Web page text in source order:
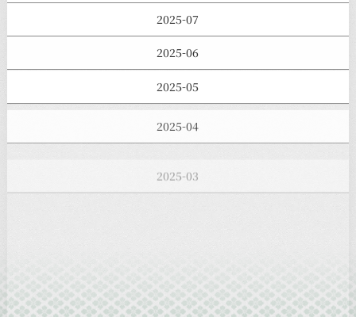
2025-07
2025-06
2025-05
2025-04
2025-02